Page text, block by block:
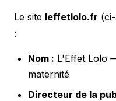
Le site leffetlolo.fr
:
Nom : L'Effet Lolo
maternité
Directeur de la